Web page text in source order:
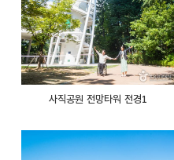
사직공원 전망타워 전경1